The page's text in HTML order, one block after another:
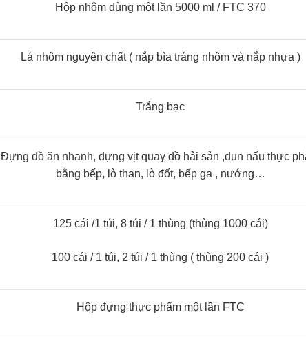
Hộp nhôm dùng một lần 5000 ml / FTC 370
Lá nhôm nguyên chất ( nắp bìa tráng nhôm và nắp nhựa )
Trắng bạc
Đựng đồ ăn nhanh, đựng vịt quay đồ hải sản ,đun nấu thực
bằng bếp, lò than, lò đốt, bếp ga , nướng…
125 cái /1 túi, 8 túi / 1 thùng (thùng 1000 cái)
100 cái / 1 túi, 2 túi / 1 thùng ( thùng 200 cái )
Hộp đựng thực phẩm một lần FTC